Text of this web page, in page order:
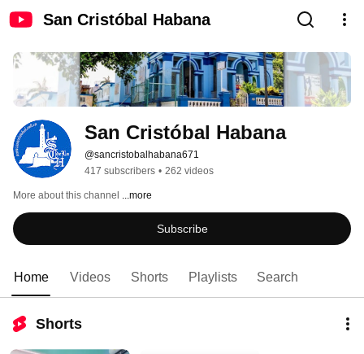
San Cristóbal Habana
San Cristóbal Habana
@sancristobalhabana671
417 subscribers • 262 videos
More about this channel ...more
Subscribe
Home Videos Shorts Playlists Search
Shorts